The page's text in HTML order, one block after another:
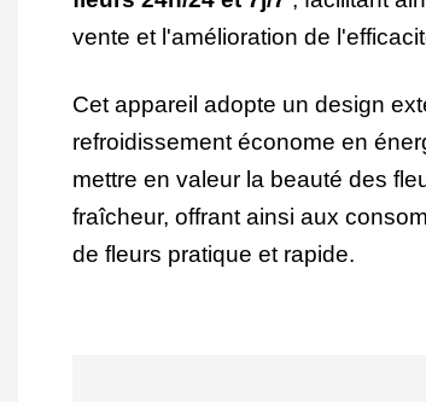
vente et l'amélioration de
Cet appareil adopte un design
refroidissement économe en
mettre en valeur la beauté des
fraîcheur, offrant ainsi aux
de fleurs pratique et rapide.